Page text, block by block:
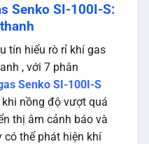
Senko SI-100I-S:
tín hiểu rò rỉ khí gas
, với 7 phân
Senko SI-100I-S
nồng độ vượt quá
thị âm cảnh báo và
có thể phát hiện khí